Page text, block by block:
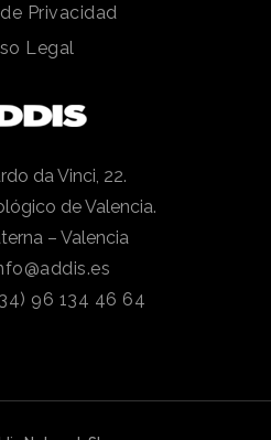
Privacidad
Legal
da Vinci, 22.
de Valencia.
– Valencia
96 134 46 64